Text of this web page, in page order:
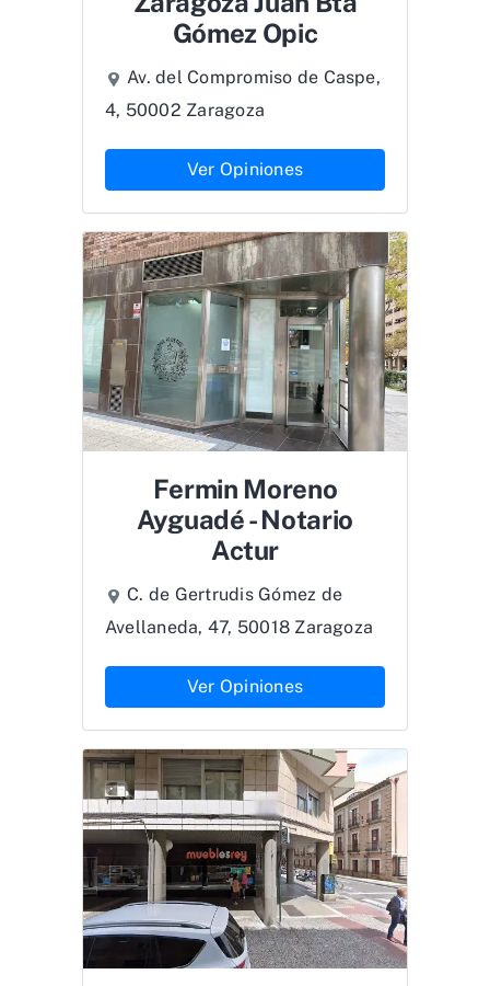
Gómez Opic
Av. del Compromiso de Caspe,
4, 50002 Zaragoza
Ver Opiniones
Fermin Moreno
Ayguadé - Notario
Actur
C. de Gertrudis Gómez de
Avellaneda, 47, 50018 Zaragoza
Ver Opiniones